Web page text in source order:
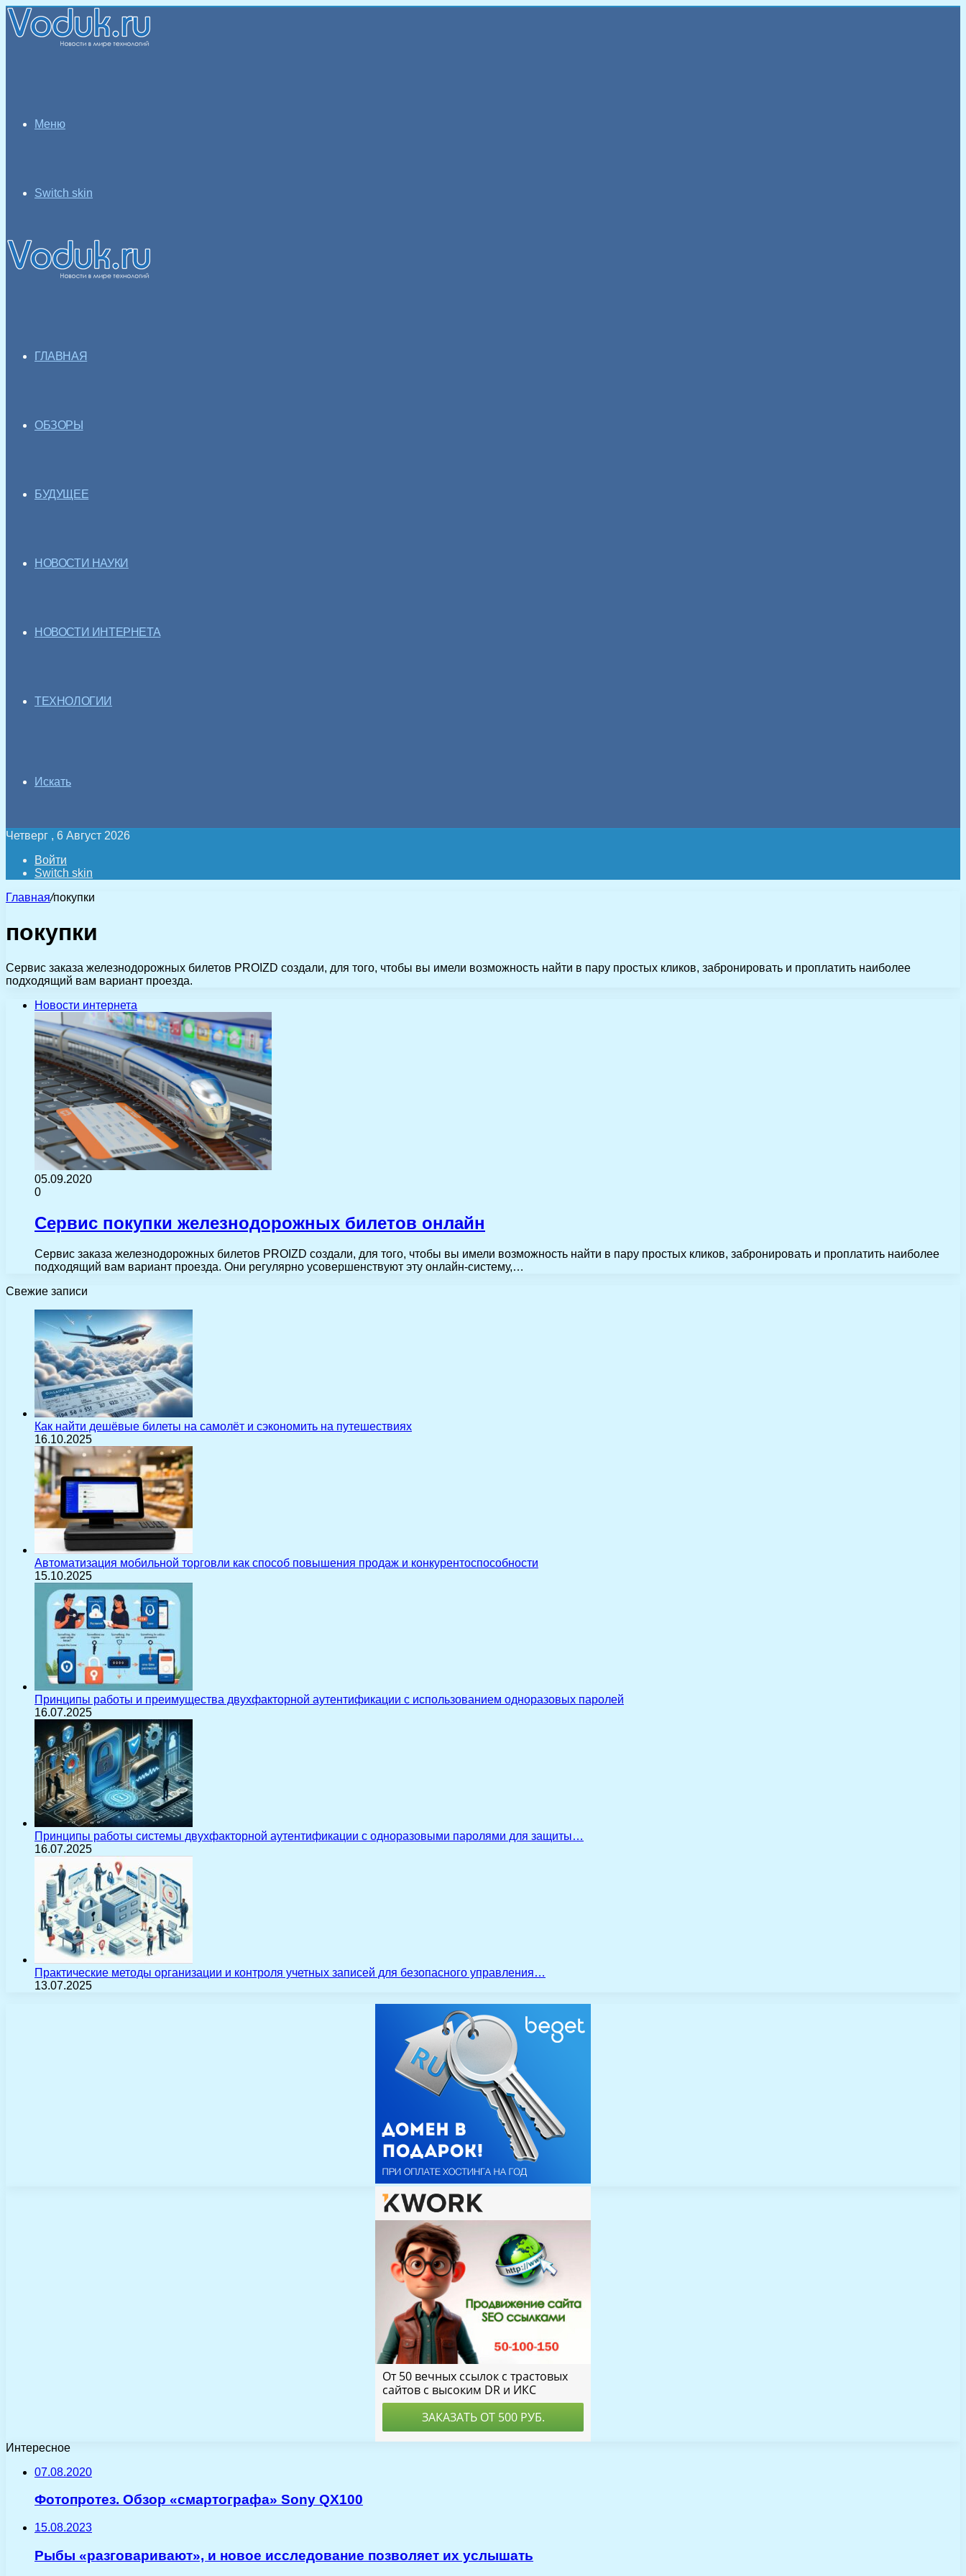
Меню
Switch skin
ГЛАВНАЯ
ОБЗОРЫ
БУДУЩЕЕ
НОВОСТИ НАУКИ
НОВОСТИ ИНТЕРНЕТА
ТЕХНОЛОГИИ
Искать
Четверг , 6 Август 2026
Войти
Switch skin
Главная/покупки
покупки
Сервис заказа железнодорожных билетов PROIZD создали, для того, чтобы вы имели возможность найти в пару простых кликов, забронировать и проплатить наиболее
подходящий вам вариант проезда.
Новости интернета
05.09.2020
0
Сервис покупки железнодорожных билетов онлайн
Сервис заказа железнодорожных билетов PROIZD создали, для того, чтобы вы имели возможность найти в пару простых кликов, забронировать и проплатить наиболее
подходящий вам вариант проезда. Они регулярно усовершенствуют эту онлайн-систему,…
Свежие записи
Как найти дешёвые билеты на самолёт и сэкономить на путешествиях
16.10.2025
Автоматизация мобильной торговли как способ повышения продаж и конкурентоспособности
15.10.2025
Принципы работы и преимущества двухфакторной аутентификации с использованием одноразовых паролей
16.07.2025
Принципы работы системы двухфакторной аутентификации с одноразовыми паролями для защиты…
16.07.2025
Практические методы организации и контроля учетных записей для безопасного управления…
13.07.2025
Интересное
07.08.2020
Фотопротез. Обзор «смартографа» Sony QX100
15.08.2023
Рыбы «разговаривают», и новое исследование позволяет их услышать